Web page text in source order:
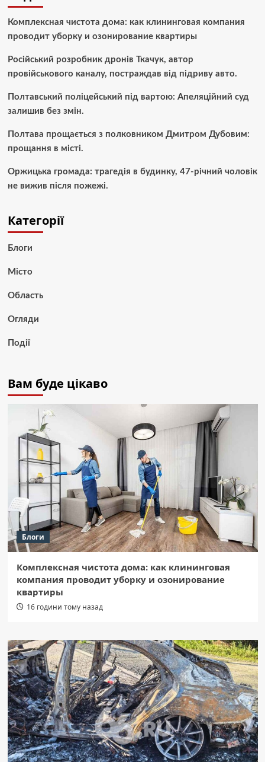
Комплексная чистота дома: как клининговая компания
проводит уборку и озонирование квартиры
Російський розробник дронів Ткачук, автор
провійськового каналу, постраждав від підриву авто.
Полтавський поліцейський під вартою: Апеляційний суд
залишив без змін.
Полтава прощається з полковником Дмитром Дубовим:
прощання в місті.
Оржицька громада: трагедія в будинку, 47-річний чоловік
не вижив після пожежі.
Категорії
Блоги
Місто
Область
Огляди
Події
Вам буде цікаво
Блоги
Комплексная чистота дома: как клининговая
компания проводит уборку и озонирование
квартиры
16 години тому назад